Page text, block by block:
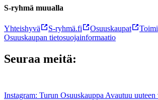
S-ryhmä muualla
Yhteishyvä S-ryhmä.fi Osuuskaupat
Osuuskaupan tietosuojainformaatio
Seuraa meitä:
Instagram: Turun Osuuskauppa Avautuu uuteen